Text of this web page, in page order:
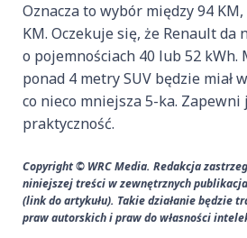
Oznacza to wybór między 94
KM. Oczekuje się, że Renault
o pojemnościach 40 lub 52 kWh.
ponad 4 metry SUV będzie miał
co nieco mniejsza 5-ka.
praktyczność.
Copyright © WRC Media. Redakcja
niniejszej treści w zewnętrznych
(link do artykułu). Takie działanie będzie
praw autorskich i praw do własności